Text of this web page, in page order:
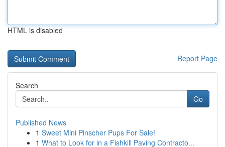
HTML is disabled
Report Page
Search
Go
Published News
1 Sweet Mini Pinscher Pups For Sale!
1 What to Look for in a Fishkill Paving Contracto...